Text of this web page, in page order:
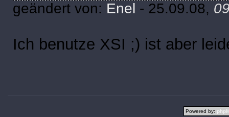
geändert von: Enel - 25.09.08,
Ich benutze XSI ;) ist aber
Powered by: